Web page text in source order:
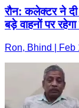
रौन: कलेक्टर ने
बड़े वाहनों पर
Ron, Bhind | Feb